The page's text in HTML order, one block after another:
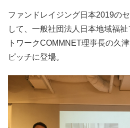
ファンドレイジング日本2019の
して、一般社団法人日本地域福
トワークCOMMNET理事長の久
ピッチに登場。